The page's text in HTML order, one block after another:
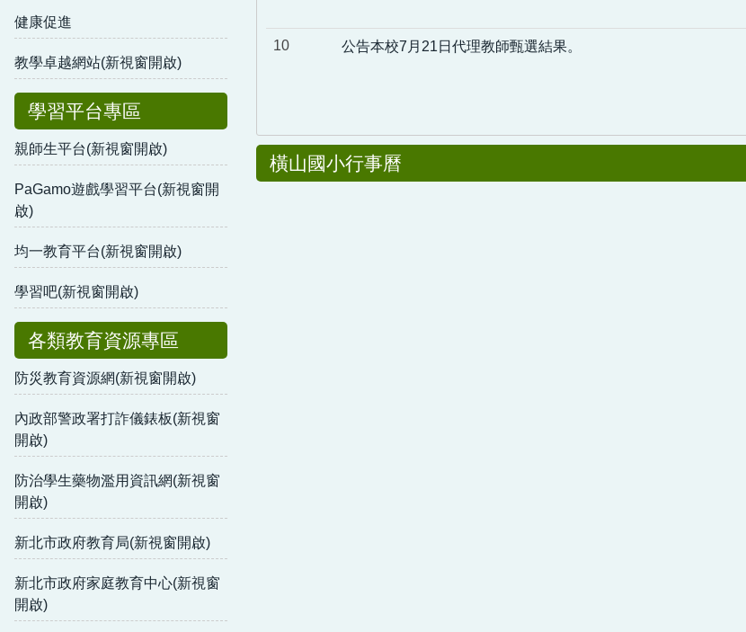
健康促進
教學卓越網站(新視窗開啟)
學習平台專區
親師生平台(新視窗開啟)
PaGamo遊戲學習平台(新視窗開
啟)
均一教育平台(新視窗開啟)
學習吧(新視窗開啟)
各類教育資源專區
防災教育資源網(新視窗開啟)
內政部警政署打詐儀錶板(新視窗
開啟)
防治學生藥物濫用資訊網(新視窗
開啟)
新北市政府教育局(新視窗開啟)
新北市政府家庭教育中心(新視窗
開啟)
10 公告本校7月21日代理教師甄選結果。
橫山國小行事曆